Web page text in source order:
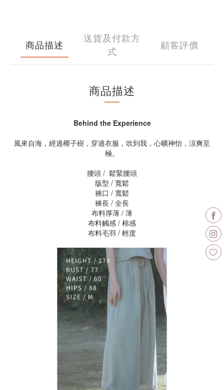
商品描述
送貨及付款方
式
顧客評價
商品描述
Behind the Experience
風來自海，經過椰子樹，穿過衣服，吹到我，心曠神怡，涼爽至
極。
腰頭 / 鬆緊腰頭
版型 / 寬鬆
褲口 / 寬鬆
褲長 / 全長
布料厚薄 / 薄
布料觸感 / 棉感
布料毛羽 / 輕度